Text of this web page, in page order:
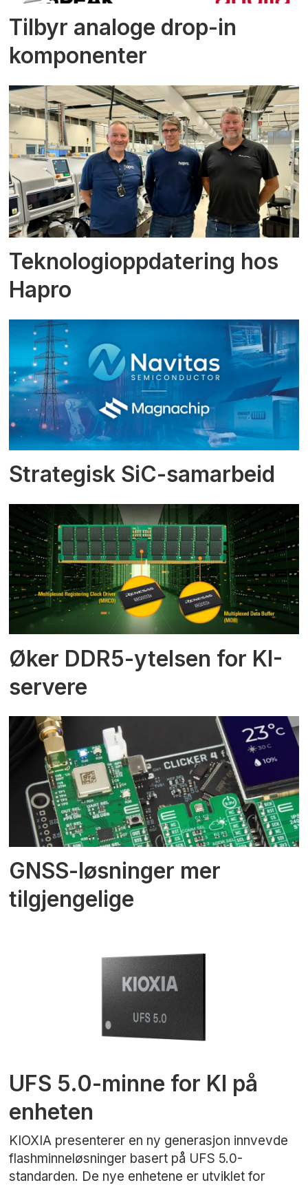
Tilbyr analoge drop-in
komponenter
Teknologioppdatering hos
Hapro
Strategisk SiC-samarbeid
Øker DDR5-ytelsen for KI-
servere
GNSS-løsninger mer
tilgjengelige
UFS 5.0-minne for KI på
enheten
KIOXIA presenterer en ny generasjon innvevde
flashminneløsninger basert på UFS 5.0-
standarden. De nye enhetene er utviklet for